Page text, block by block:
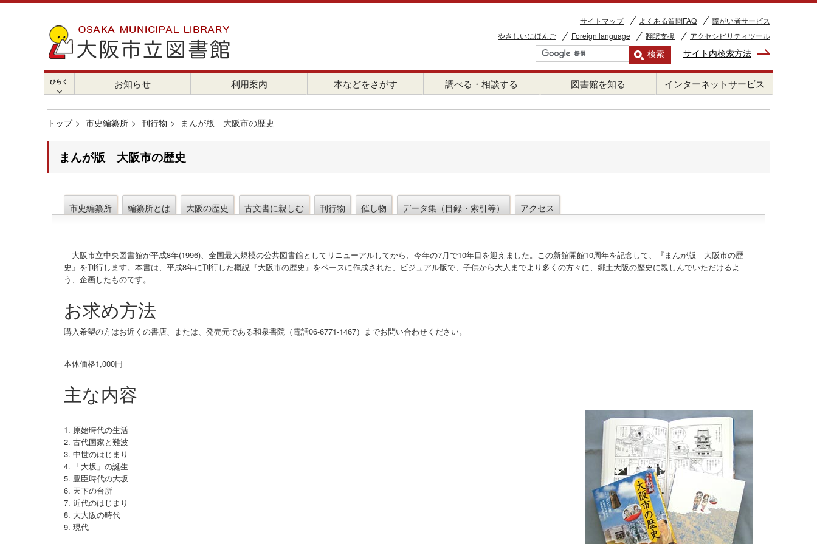
サイトマップ よくある質問FAQ
障がい者サービス
やさしいにほんご
Foreign language 翻訳支援 アクセシビリティツール
サイト内検索方法
ひらく
chevron_right
お知らせ 利用案内 本などをさがす 調べる・相談する 図書館を知る インターネットサービス
トップ 市史編纂所 刊行物 まんが版 大阪市の歴史
まんが版 大阪市の歴史
市史編纂所 編纂所とは 大阪の歴史 古文書に親しむ 刊行物 催し物 データ集（目録・索引等） アクセス
大阪市立中央図書館が平成8年(1996)、全国最大規模の公共図書館としてリニューアルしてから、今年の7月で10年目を迎えました。この新館開館10周年を記念して、『まんが版 大阪市の歴
史』を刊行します。本書は、平成8年に刊行した概説『大阪市の歴史』をベースに作成された、ビジュアル版で、子供から大人までより多くの方々に、郷土大阪の歴史に親しんでいただけるよ
う、企画したものです。
お求め方法
購入希望の方はお近くの書店、または、発売元である和泉書院（電話06-6771-1467）までお問い合わせください。
本体価格1,000円
主な内容
原始時代の生活
古代国家と難波
中世のはじまり
「大坂」の誕生
豊臣時代の大坂
天下の台所
近代のはじまり
大大阪の時代
現代